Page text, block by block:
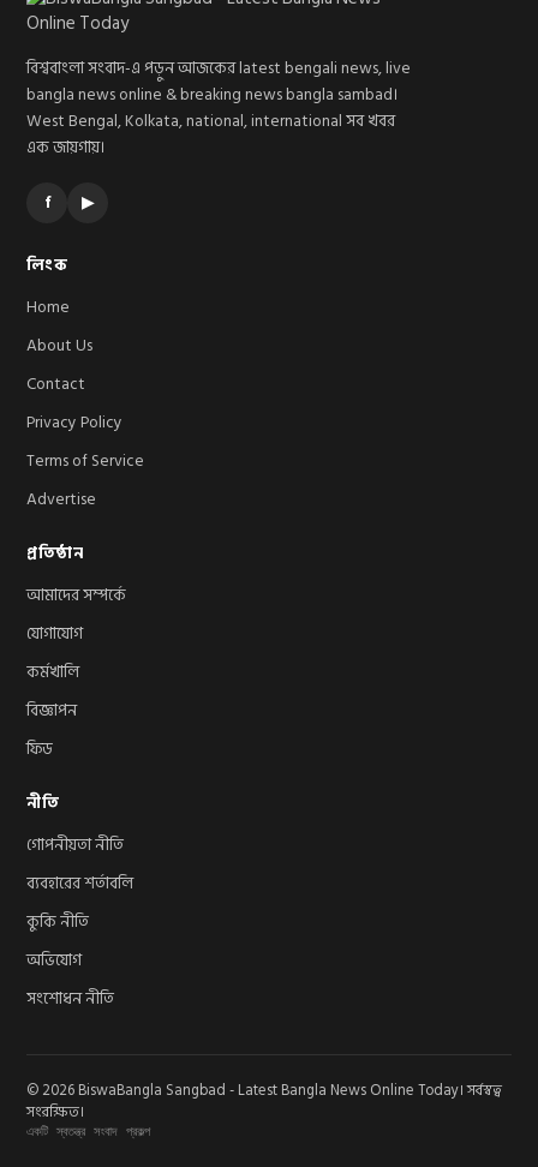
বিশ্ববাংলা সংবাদ-এ পড়ুন আজকের latest bengali news, live
bangla news online & breaking news bangla sambad।
West Bengal, Kolkata, national, international সব খবর
এক জায়গায়।
f ▶
লিংক
Home
About Us
Contact
Privacy Policy
Terms of Service
Advertise
প্রতিষ্ঠান
আমাদের সম্পর্কে
যোগাযোগ
কর্মখালি
বিজ্ঞাপন
ফিড
নীতি
গোপনীয়তা নীতি
ব্যবহারের শর্তাবলি
কুকি নীতি
অভিযোগ
সংশোধন নীতি
© 2026 BiswaBangla Sangbad - Latest Bangla News Online Today। সর্বস্বত্ব
সংরক্ষিত।
একটি স্বতন্ত্র সংবাদ প্রকল্প